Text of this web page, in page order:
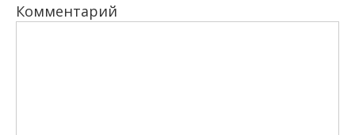
Комментарий